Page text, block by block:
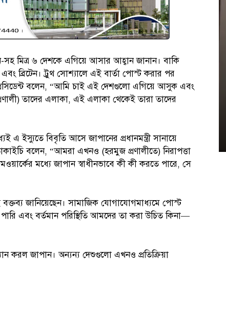
মিত্র ৬ দেশকে এগিয়ে আসার আহ্বান জানান। বাকি
ব্রিটেন। ট্রুথ সোশ্যালে এই বার্তা পোস্ট করার পর
প্রেসিডেন্ট বলেন, “আমি চাই এই দেশগুলো এগিয়ে আসুক এবং
তাদের এলাকা, এই এলাকা থেকেই তারা তাদের
এ ইস্যুতে বিবৃতি আসে জাপানের প্রধানমন্ত্রী সানায়ে
বলেন, “আমরা এখনও (হরমুজ প্রণালীতে) নিরাপত্তা
মধ্যে জাপান স্বাধীনভাবে কী কী করতে পারে, সে
বক্তব্য জানিয়েছেন। সামাজিক যোগাযোগমাধ্যমে পোস্ট
এবং বর্তমান পরিস্থিতি আমদের তা করা উচিত কিনা—
করল জাপান। অন্যন্য দেশুগুলো এখনও প্রতিক্রিয়া
এ মুহূর্তের সংবাদ
শুক্রবার, আগস্ট ৭, ২০২৬; সময় : ৫:০৩ অপরাহ্ণ